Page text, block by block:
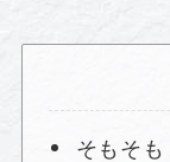
そもそ